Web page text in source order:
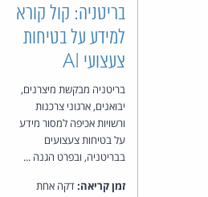
בריטניה: קול קורא
למידע על בטיחות
צעצועי AI
בריטניה מבקשת מיצרנים,
יבואנים, ארגוני צרכנות
ורשויות אכיפה למסור מידע
על בטיחות צעצועים
בבריטניה, ובפרט הגנה ...
זמן קריאה:דקה אחת